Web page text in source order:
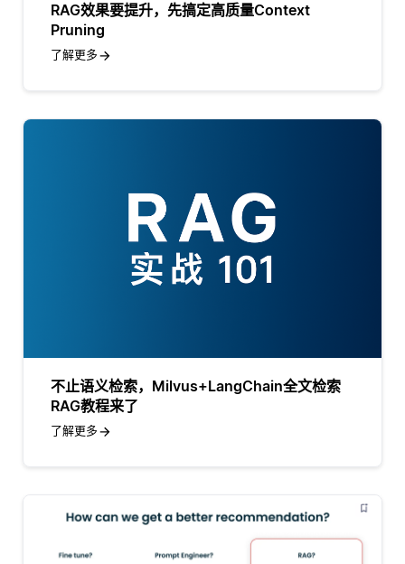
RAG效果要提升，先搞定高质量Context
Pruning
了解更多
不止语义检索，Milvus+LangChain全文检索
RAG教程来了
了解更多